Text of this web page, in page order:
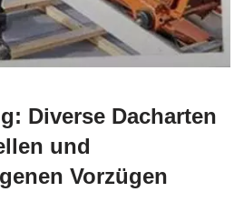
Diverse Dacharten
und
Vorzügen